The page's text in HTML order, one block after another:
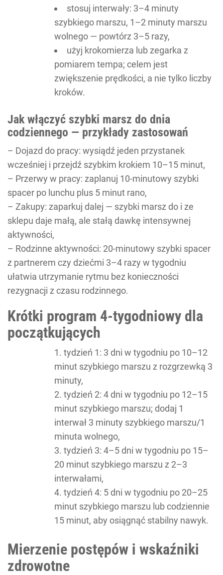
stosuj interwały: 3–4 minuty
szybkiego marszu, 1–2 minuty marszu
wolnego — powtórz 3–5 razy,
użyj krokomierza lub zegarka z
pomiarem tempa; celem jest
zwiększenie prędkości, a nie tylko liczby
kroków.
Jak włączyć szybki marsz do dnia
codziennego — przykłady zastosowań
– Dojazd do pracy: wysiądź jeden przystanek
wcześniej i przejdź szybkim krokiem 10–15 minut,
– Przerwy w pracy: zaplanuj 10-minutowy szybki
spacer po lunchu plus 5 minut rano,
– Zakupy: zaparkuj dalej — szybki marsz do i ze
sklepu daje małą, ale stałą dawkę intensywnej
aktywności,
– Rodzinne aktywności: 20-minutowy szybki spacer
z partnerem czy dziećmi 3–4 razy w tygodniu
ułatwia utrzymanie rytmu bez konieczności
rezygnacji z czasu rodzinnego.
Krótki program 4-tygodniowy dla
początkujących
tydzień 1: 3 dni w tygodniu po 10–12
minut szybkiego marszu z rozgrzewką 3
minuty,
tydzień 2: 4 dni w tygodniu po 12–15
minut szybkiego marszu; dodaj 1
interwał 3 minuty szybkiego marszu/1
minuta wolnego,
tydzień 3: 4–5 dni w tygodniu po 15–
20 minut szybkiego marszu z 2–3
interwałami,
tydzień 4: 5 dni w tygodniu po 20–25
minut szybkiego marszu lub codziennie
15 minut, aby osiągnąć stabilny nawyk.
Mierzenie postępów i wskaźniki
zdrowotne